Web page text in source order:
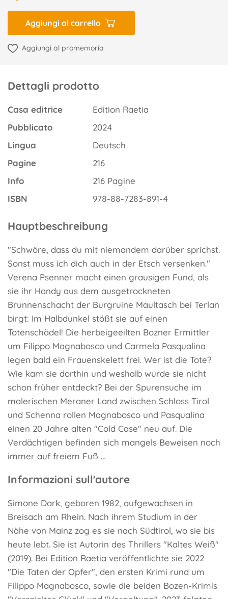
Aggiungi al carrello
Aggiungi al promemoria
Dettagli prodotto
Casa editrice
Edition Raetia
Pubblicato
2024
Lingua
Deutsch
Pagine
216
Info
216 Pagine
ISBN
978-88-7283-891-4
Hauptbeschreibung
"Schwöre, dass du mit niemandem darüber sprichst.
Sonst muss ich dich auch in der Etsch versenken."
Verena Psenner macht einen grausigen Fund, als
sie ihr Handy aus dem ausgetrockneten
Brunnenschacht der Burgruine Maultasch bei Terlan
birgt: Im Halbdunkel stößt sie auf einen
Totenschädel! Die herbeigeeilten Bozner Ermittler
um Filippo Magnabosco und Carmela Pasqualina
legen bald ein Frauenskelett frei. Wer ist die Tote?
Wie kam sie dorthin und weshalb wurde sie nicht
schon früher entdeckt? Bei der Spurensuche im
malerischen Meraner Land zwischen Schloss Tirol
und Schenna rollen Magnabosco und Pasqualina
einen 20 Jahre alten "Cold Case" neu auf. Die
Verdächtigen befinden sich mangels Beweisen noch
immer auf freiem Fuß …
Informazioni sull'autore
Simone Dark, geboren 1982, aufgewachsen in
Breisach am Rhein. Nach ihrem Studium in der
Nähe von Mainz zog es sie nach Südtirol, wo sie bis
heute lebt. Sie ist Autorin des Thrillers "Kaltes Weiß"
(2019). Bei Edition Raetia veröffentlichte sie 2022
"Die Taten der Opfer", den ersten Krimi rund um
Filippo Magnabosco, sowie die beiden Bozen-Krimis